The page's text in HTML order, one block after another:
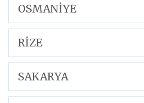
OSMANİYE
RİZE
SAKARYA